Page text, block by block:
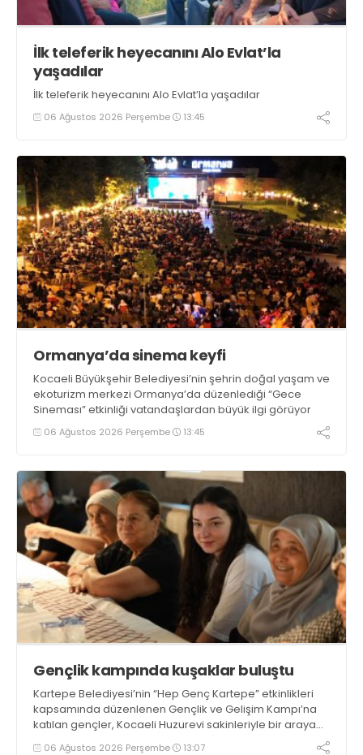
İlk teleferik heyecanını Alo Evlat’la
yaşadılar
İlk teleferik heyecanını Alo Evlat’la yaşadılar
06 Ağustos 2026 Perşembe 13:45
Ormanya’da sinema keyfi
Kocaeli Büyükşehir Belediyesi’nin şehrin doğal yaşam ve
ekoturizm merkezi Ormanya’da düzenlediği “Gece
Sineması” etkinliği vatandaşlardan büyük ilgi görüyor
06 Ağustos 2026 Perşembe 13:45
Gençlik kampında kuşaklar buluştu
Kartepe Belediyesi’nin “Hep Genç Kartepe” etkinlikleri
kapsamında düzenlenen Gençlik ve Gelişim Kampı’na
katılan gençler, Kocaeli Huzurevi sakinleriyle bir araya
geldi06 Ağustos 2026 Perşembe 13:07